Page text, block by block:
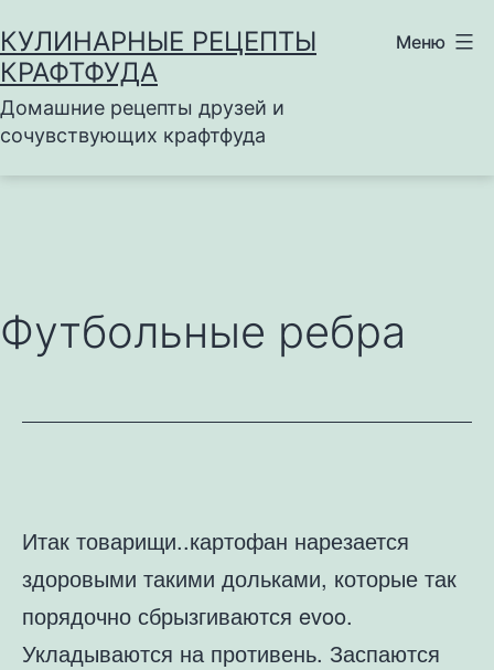
к
содержимому
КУЛИНАРНЫЕ РЕЦЕПТЫ
КРАФТФУДА
Домашние рецепты друзей и
сочувствующих крафтфуда
Меню
Футбольные ребра
Итак товарищи..картофан нарезается
здоровыми такими дольками, которые так
порядочно сбрызгиваются evoo.
Укладываются на противень. Заспаются